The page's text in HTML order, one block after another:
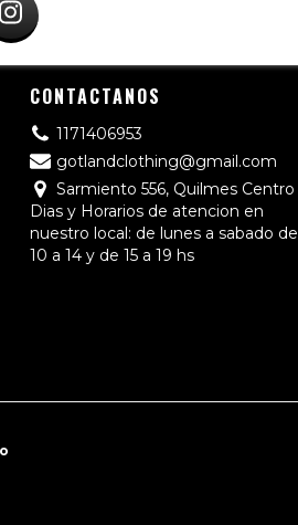
CONTACTANOS
1171406953
gotlandclothing@gmail.com
Sarmiento 556, Quilmes Centro
Dias y Horarios de atencion en
nuestro local: de lunes a sabado de
10 a 14 y de 15 a 19 hs